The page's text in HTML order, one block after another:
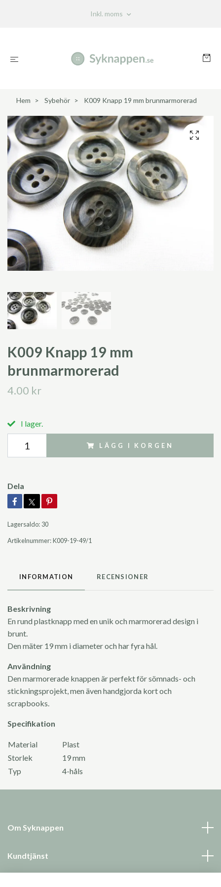
Inkl. moms
Hem Sybehör K009 Knapp 19 mm brunmarmorerad
K009 Knapp 19 mm
brunmarmorerad
4.00 kr
I lager.
LÄGG I KORGEN
Dela
Lagersaldo: 30
Artikelnummer:K009-19-49/1
INFORMATION RECENSIONER
Beskrivning
En rund plastknapp med en unik och marmorerad design i
brunt.
Den mäter 19 mm i diameter och har fyra hål.
Användning
Den marmorerade knappen är perfekt för sömnads- och
stickningsprojekt, men även handgjorda kort och
scrapbooks.
Specifikation
Material
Plast
Storlek
19 mm
Typ
4-håls
Om Syknappen
Kundtjänst